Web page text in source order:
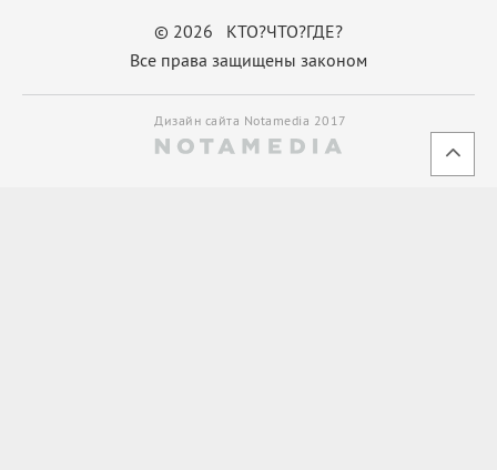
© 2026 КТО?ЧТО?ГДЕ?
Все права защищены законом
Дизайн сайта Notamedia 2017